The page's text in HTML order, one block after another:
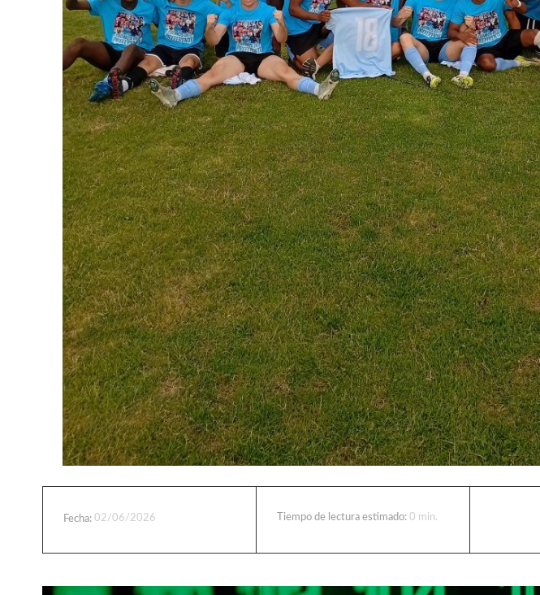
Fecha: 02/06/2026 Tiempo de lectura estimado:0 min.